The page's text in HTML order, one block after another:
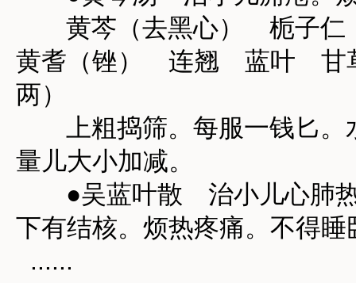
黄芩（去黑心） 栀子
黄耆（锉） 连翘 蓝叶
两）
上粗捣筛。每服一钱匕。
量儿大小加减。
●吴蓝叶散 治小儿心肺热
下有结核。烦热疼痛。不得睡
......